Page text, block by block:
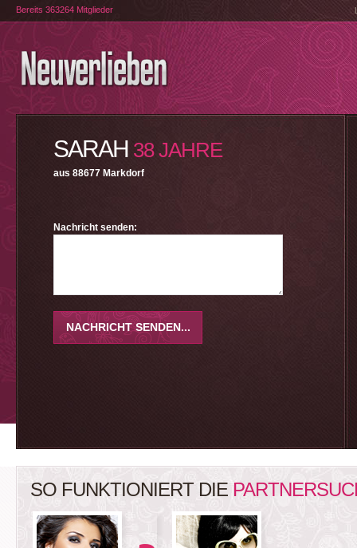
Bereits 363264 Mitglieder
SARAH 38 JAHRE
aus 88677 Markdorf
Nachricht senden:
SO FUNKTIONIERT DIE